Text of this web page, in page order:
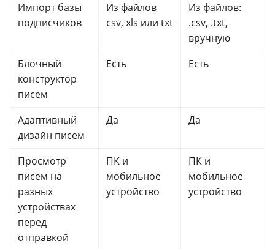
Импорт базы
подписчиков
Из файлов
csv, xls или txt
Из файлов:
.csv, .txt,
вручную
Блочный
конструктор
писем
Есть Есть
Адаптивный
дизайн писем
Да Да
Просмотр
писем на
разных
устройствах
перед
отправкой
ПК и
мобильное
устройство
ПК и
мобильное
устройство